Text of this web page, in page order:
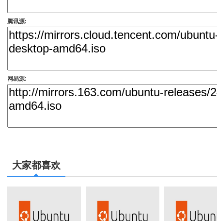
腾讯源:
网易源:
大家都喜欢